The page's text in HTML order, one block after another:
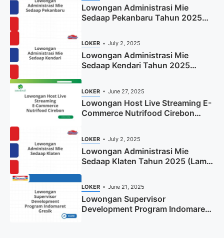
Lowongan Administrasi Mie
Sedaap Pekanbaru Tahun 2025
LOKER July 2, 2025
Lowongan Administrasi Mie
Sedaap Kendari Tahun 2025
LOKER June 27, 2025
Lowongan Host Live Streaming E-
Commerce Nutrifood Cirebon
LOKER July 2, 2025
Lowongan Administrasi Mie
Sedaap Klaten Tahun 2025 (Lamar
LOKER June 21, 2025
Lowongan Supervisor
Development Program Indomaret